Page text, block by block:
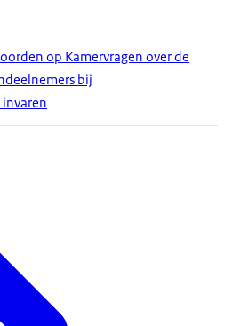
op Kamervragen over de
bij